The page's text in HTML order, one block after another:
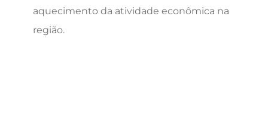
aquecimento da atividade econômica na
região.